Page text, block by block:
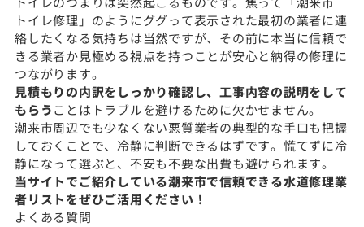
トイレ修理」のようにググって表示された最初の業者に連
絡したくなる気持ちは当然ですが、その前に本当に信頼で
きる業者か見極める視点を持つことが安心と納得の修理に
つながります。
見積もりの内訳をしっかり確認し、工事内容の説明をして
もらうことはトラブルを避けるために欠かせません。
潮来市周辺でも少なくない悪質業者の典型的な手口も把握
しておくことで、冷静に判断できるはずです。慌てずに冷
静になって選ぶと、不安も不要な出費も避けられます。
当サイトでご紹介している潮来市で信頼できる水道修理業
者リストをぜひご活用ください！
よくある質問